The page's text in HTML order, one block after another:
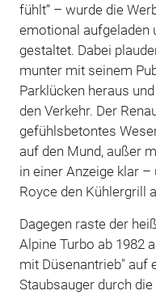
fühlt“ – wurde die
emotional aufgeladen
gestaltet. Dabei
munter mit seinem
Parklücken heraus
den Verkehr. Der
gefühlsbetontes
auf den Mund, außer
in einer Anzeige klar
Royce den Kühlergrill
Dagegen raste der
Alpine Turbo ab 1982
mit Düsenantrieb" auf
Staubsauger durch